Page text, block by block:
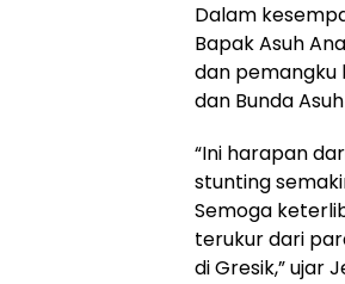
Dalam
Bapak Asuh
dan pemangku
dan Bunda
“Ini harapan
stunting
Semoga
terukur dari
di Gresik,” ujar